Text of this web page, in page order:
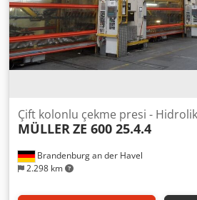
Brandenburg an der Havel
2.298 km
Çift kolonlu çekme presi - Hidrolik
MÜLLERZE 600 25.4.4